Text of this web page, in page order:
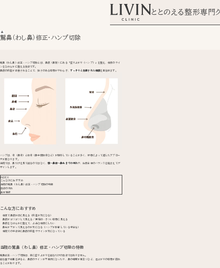
ととのえる整形専門
鼻
鷲鼻（わし鼻）修正・ハンプ切除
鷲鼻（わし鼻）修正・ハンプ切除とは、鼻筋（鼻背）にある「盛り上がり（ハンプ）」を整え、横顔のライ
ンをなめらかに整える施術です。
鼻筋の段差が改善されることで、強さのある印象がやわらぎ、 すっきりと洗練された横顔を目指せます。
ハンプは、骨（鼻骨）と軟骨（鼻中隔軟骨など）が関与していることが多く、状態によって適したアプロー
チが異なります。
当院では、鼻だけを見て削るのではなく、 額〜鼻根〜鼻先までの流れや、お顔全体のバランスを踏まえてデ
ザインします。
INDEX
こんな方におすすめ
当院の鷲鼻（わし鼻）修正・ハンプ切除の特徴
施術の流れ
基本情報
こんな方におすすめ
横顔で鼻筋が凸に見える（段差が気になる）
鼻筋がゴツゴツして見える／男性的・きつい印象に見える
鼻筋をなめらかに整えて、上品な横顔にしたい
鼻先が下がって見えるのが気になる（ハンプが影響している場合も）
他院での手術後に鼻筋の段差やラインが気になっている
当院の鷲鼻（わし鼻）修正・ハンプ切除の特徴
鷲鼻修正・ハンプ切除は、単に盛り上がりを削るだけの施術ではありません。
削る量や位置を誤ると、鼻筋のラインが不自然になったり、鼻の幅感が目立つなど、仕上がりの印象が崩れ
ることがあります。